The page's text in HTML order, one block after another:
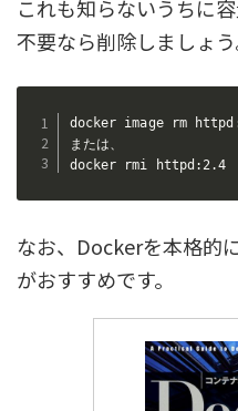
これも知らないうちに
不要なら削除しましょう
docker image rm
または、
docker rmi httpd:2.4
なお、Dockerを本格的
がおすすめです。